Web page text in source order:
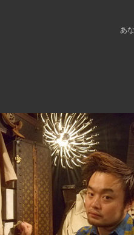
あなただけの ．．